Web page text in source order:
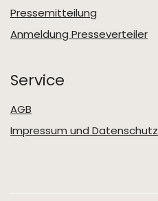
Pressemitteilung
Anmeldung Presseverteiler
Service
AGB
Impressum und Datenschutz